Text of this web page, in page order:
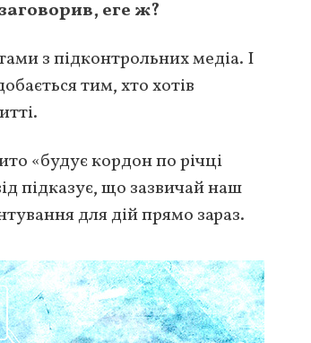
еге ж?
з підконтрольних медіа. І
тим, хто хотів
«будує кордон по річці
підказує, що зазвичай наш
для дій прямо зараз.